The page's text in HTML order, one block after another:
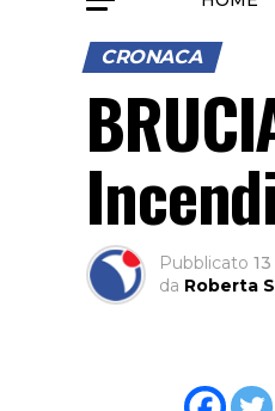
CRONACA
Pubblicato
da Roberta